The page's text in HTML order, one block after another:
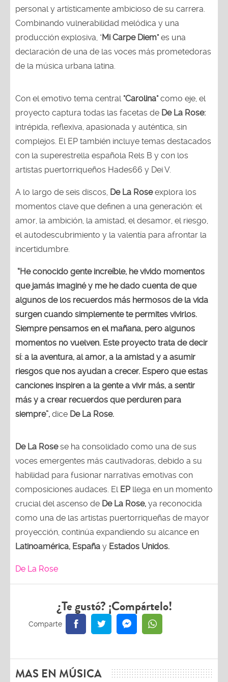
personal y artísticamente ambicioso de su carrera.
Combinando vulnerabilidad melódica y una
producción explosiva, "Mi Carpe Diem"es una
declaración de una de las voces más prometedoras
de la música urbana latina.
Con el emotivo tema central "Carolina"como eje, el
proyecto captura todas las facetas de De La Rose:
intrépida, reflexiva, apasionada y auténtica, sin
complejos. El EP también incluye temas destacados
con la superestrella española Rels B y con los
artistas puertorriqueños Hades66 y Dei V.
A lo largo de seis discos, De La Roseexplora los
momentos clave que definen a una generación: el
amor, la ambición, la amistad, el desamor, el riesgo,
el autodescubrimiento y la valentía para afrontar la
incertidumbre.
“He conocido gente increíble, he vivido momentos
que jamás imaginé y me he dado cuenta de que
algunos de los recuerdos más hermosos de la vida
surgen cuando simplemente te permites vivirlos.
Siempre pensamos en el mañana, pero algunos
momentos no vuelven. Este proyecto trata de decir
sí: a la aventura, al amor, a la amistad y a asumir
riesgos que nos ayudan a crecer. Espero que estas
canciones inspiren a la gente a vivir más, a sentir
más y a crear recuerdos que perduren para
siempre”, dice De La Rose.
De La Rosese ha consolidado como una de sus
voces emergentes más cautivadoras, debido a su
habilidad para fusionar narrativas emotivas con
composiciones audaces. El EPllega en un momento
crucial del ascenso de De La Rose, ya reconocida
como una de las artistas puertorriqueñas de mayor
proyección, continúa expandiendo su alcance en
Latinoamérica, España y Estados Unidos.
De La Rose
¿Te gustó? ¡Compártelo!
MAS EN MÚSICA